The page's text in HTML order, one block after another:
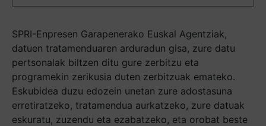
SPRI-Enpresen Garapenerako Euskal Agentziak,
datuen tratamenduaren arduradun gisa, zure datu
pertsonalak biltzen ditu gure zerbitzu eta
programekin zerikusia duten zerbitzuak emateko.
Eskubidea duzu edozein unetan zure adostasuna
erretiratzeko, tratamendua aurkatzeko, zure datuak
eskuratu, zuzendu eta ezabatzeko, eta orobat beste